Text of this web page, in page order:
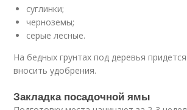
суглинки;
черноземы;
серые лесные.
На бедных грунтах под деревья
вносить удобрения.
Закладка посадочной ямы